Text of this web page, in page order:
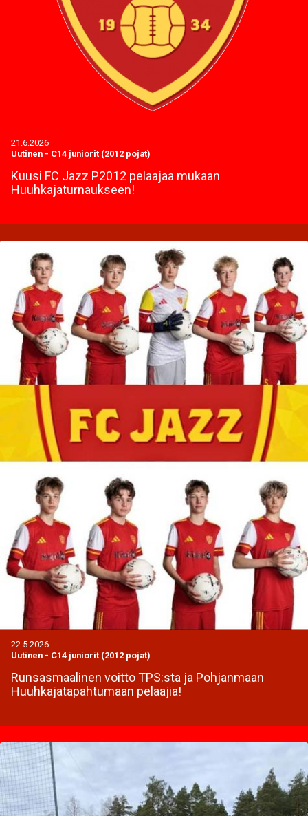
21.6.2026
Uutinen - C14 juniorit (2012 pojat)
Kuusi FC Jazz P2012 pelaajaa mukaan
Huuhkajaturnaukseen!
22.5.2026
Uutinen - C14 juniorit (2012 pojat)
Runsasmaalinen voitto TPS:sta ja Pohjanmaan
Huuhkajatapahtumaan pelaajia!